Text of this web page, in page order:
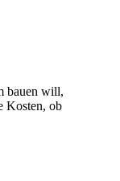
bauen will,
Kosten, ob